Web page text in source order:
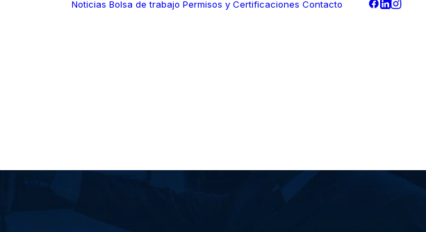
Noticias Bolsa de trabajo Permisos y Certificaciones Contacto